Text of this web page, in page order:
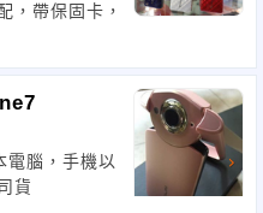
，帶保固卡，
電腦，手機以
貨